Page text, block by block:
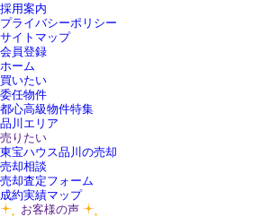
採用案内
プライバシーポリシー
サイトマップ
会員登録
ホーム
買いたい
委任物件
都心高級物件特集
品川エリア
売りたい
東宝ハウス品川の売却
売却相談
売却査定フォーム
成約実績マップ
お客様の声